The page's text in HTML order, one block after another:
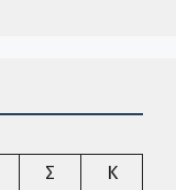
Παρασκευή
Σ Σάββατο
Κ